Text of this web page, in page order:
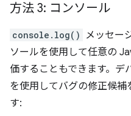
方法 3: コンソール
console.log()
メッセー
ソールを使用して任意の
価することもできます。デ
を使用してバグの修正候補
す: